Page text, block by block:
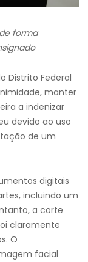
forma
Distrito Federal
manter
a indenizar
devido ao uso
de um
digitais
incluindo um
a corte
claramente
O
facial